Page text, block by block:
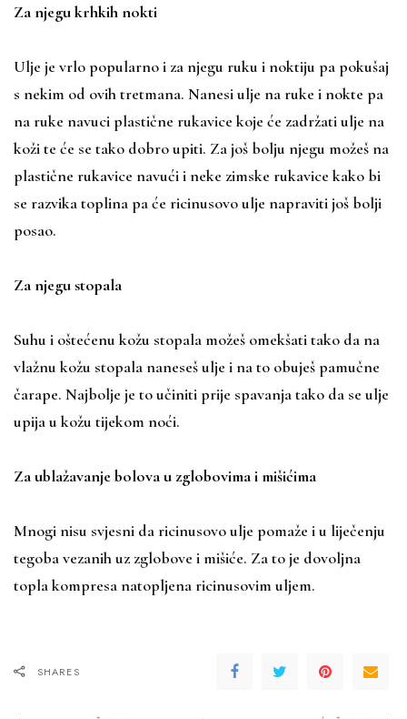
Za njegu krhkih nokti
Ulje je vrlo popularno i za njegu ruku i noktiju pa pokušaj
s nekim od ovih tretmana. Nanesi ulje na ruke i nokte pa
na ruke navuci plastične rukavice koje će zadržati ulje na
koži te će se tako dobro upiti. Za još bolju njegu možeš na
plastične rukavice navući i neke zimske rukavice kako bi
se razvika toplina pa će ricinusovo ulje napraviti još bolji
posao.
Za njegu stopala
Suhu i oštećenu kožu stopala možeš omekšati tako da na
vlažnu kožu stopala naneseš ulje i na to obuješ pamučne
čarape. Najbolje je to učiniti prije spavanja tako da se ulje
upija u kožu tijekom noći.
Za ublažavanje bolova u zglobovima i mišićima
Mnogi nisu svjesni da ricinusovo ulje pomaže i u liječenju
tegoba vezanih uz zglobove i mišiće. Za to je dovoljna
topla kompresa natopljena ricinusovim uljem.
SHARES